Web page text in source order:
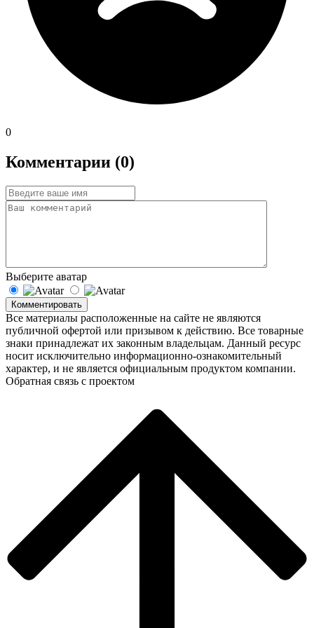
0
Комментарии (0)
Выберите аватар
Комментировать
Все материалы расположенные на сайте не являются
публичной офертой или призывом к действию. Все товарные
знаки принадлежат их законным владельцам. Данный ресурс
носит исключительно информационно-ознакомительный
характер, и не является официальным продуктом компании.
Обратная связь с проектом